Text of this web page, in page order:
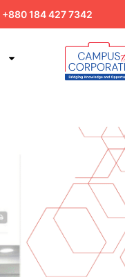
+880 184 427 7342